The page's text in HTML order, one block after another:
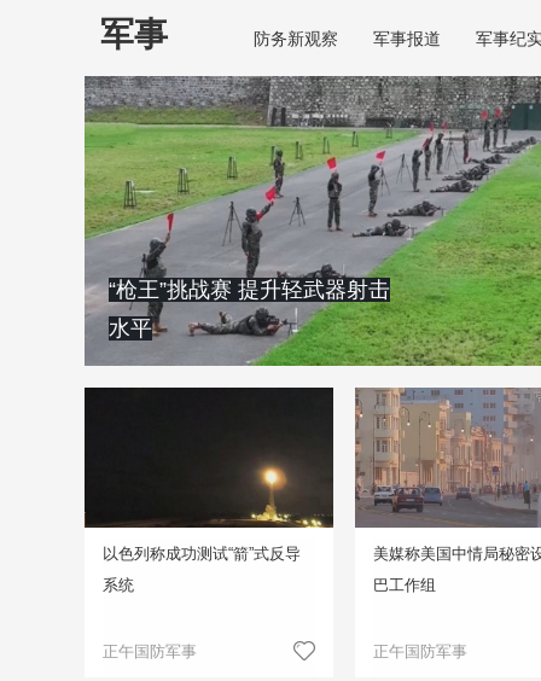
军事 防务新观察 军事报道 军事纪
“枪王”挑战赛 提升轻武器射击
水平
以色列称成功测试“箭”式反导
系统
正午国防军事
美媒称美国中情局秘密
巴工作组
正午国防军事